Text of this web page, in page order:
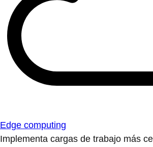
Edge computing
Implementa cargas de trabajo más